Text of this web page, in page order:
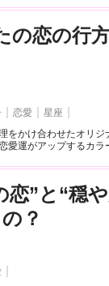
の恋の行
恋愛
星座
をかけ合わせたオリ
愛運がアップするカ
恋”と“穏
？